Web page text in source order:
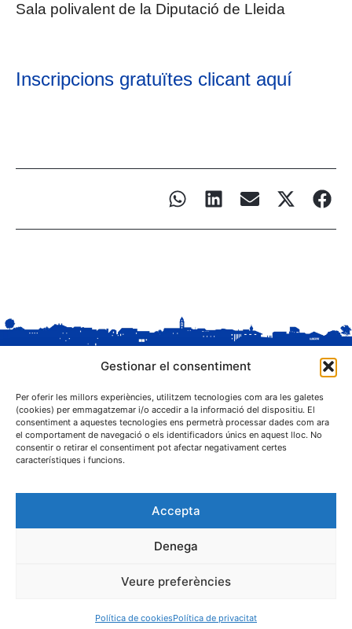
Gestionar el consentiment
Per oferir les millors experiències, utilitzem tecnologies com ara les galetes
(cookies) per emmagatzemar i/o accedir a la informació del dispositiu. El
consentiment a aquestes tecnologies ens permetrà processar dades com ara
el comportament de navegació o els identificadors únics en aquest lloc. No
consentir o retirar el consentiment pot afectar negativament certes
característiques i funcions.
Accepta
Denega
Veure preferències
Política de cookiesPolítica de privacitat
Sala polivalent de la Diputació de Lleida
Inscripcions gratuïtes clicant aquí
C. Sant Josep, 1
25243 El Palau d'Anglesola (Pla d'Urgell)
Privacitat Cookies
Protecció de dades